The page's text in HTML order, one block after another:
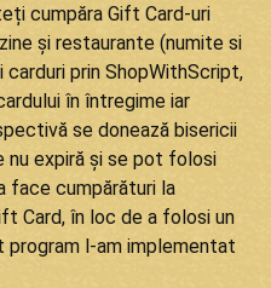
cumpăra Gift Card-uri
și restaurante (numite si
prin ShopWithScript,
în întregime iar
se donează bisericii
nu expiră și se pot folosi
face cumpărături la
Card, în loc de a folosi un
l-am implementat